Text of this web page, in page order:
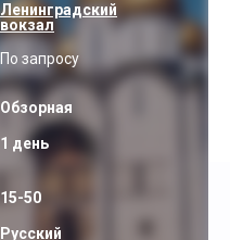
Ленинградский
вокзал
По запросу
Обзорная
1 день
15-50
Русский